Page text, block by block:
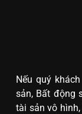
Nếu quý
sản, Bất động
tài sản vô